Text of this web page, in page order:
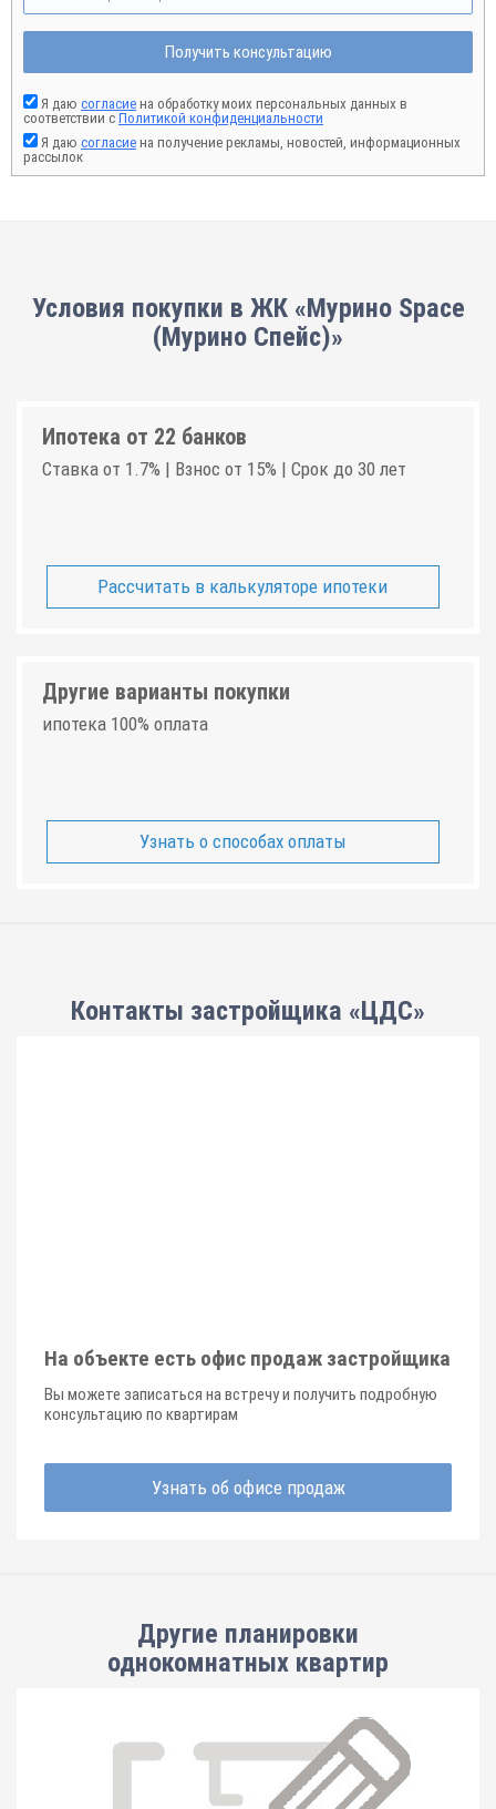
Получить консультацию
Я даю согласие на обработку моих персональных данных в
соответствии с Политикой конфиденциальности
Я даю согласие на получение рекламы, новостей, информационных
рассылок
Условия покупки в ЖК «Мурино Space
(Мурино Спейс)»
Ипотека от 22 банков
Ставка от 1.7% | Взнос от 15% | Срок до 30 лет
Рассчитать в калькуляторе ипотеки
Другие варианты покупки
ипотека 100% оплата
Узнать о способах оплаты
Контакты застройщика «ЦДС»
На объекте есть офис продаж застройщика
Вы можете записаться на встречу и получить подробную
консультацию по квартирам
Узнать об офисе продаж
Другие планировки
однокомнатных квартир